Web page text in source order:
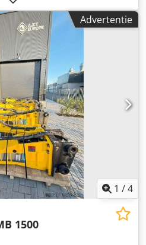
----Interne
& tussentijdse
ondersteuning
Aclekr Voor vragen over het
kunt u ons gerust via
Duits, Engels -- Whatsapp
Advertentie
1 /4
1500